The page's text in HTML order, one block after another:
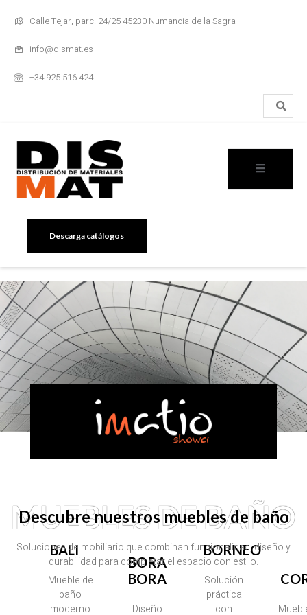
Calle Tejar, parc. 24/25 45230 Numancia de la Sagra
info@dismat.es
+34 925 516 424
Descarga catálogos
Descubre nuestros muebles de baño
Soluciones de mobiliario que combinan funcionalidad, diseño y
durabilidad para completar el espacio con estilo.
MUEBLES DE BAÑO​
BALI
Mueble de
baño
moderno
BORA
BORA​
Diseño
BORNEO
Solución
práctica
con